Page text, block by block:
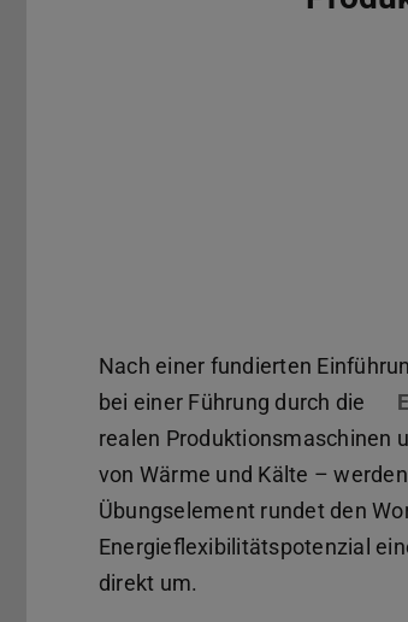
Nach einer fundierten
bei einer Führung durch die
realen Produktionsmaschinen
von Wärme und Kälte –
Übungselement rundet den
Energieflexibilitätspotenzial
direkt um.